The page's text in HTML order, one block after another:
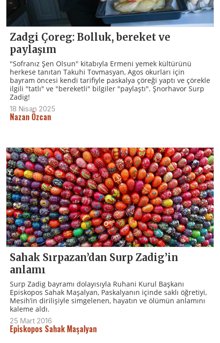
Zadgi Çoreg: Bolluk, bereket ve
paylaşım
"Sofranız Şen Olsun" kitabıyla Ermeni yemek kültürünü
herkese tanıtan Takuhi Tovmasyan, Agos okurları için
bayram öncesi kendi tarifiyle paskalya çöreği yaptı ve çörekle
ilgili "tatlı" ve "bereketli" bilgiler "paylaştı". Şnorhavor Surp
Zadig!
18 Nisan 2025
Nazan Özcan
Sahak Sırpazan’dan Surp Zadig’in
anlamı
Surp Zadig bayramı dolayısıyla Ruhani Kurul Başkanı
Episkopos Sahak Maşalyan, Paskalyanın içinde saklı öğretiyi,
Mesih’in dirilişiyle simgelenen, hayatın ve ölümün anlamını
kaleme aldı.
25 Mart 2016
Episkopos Sahak Maşalyan